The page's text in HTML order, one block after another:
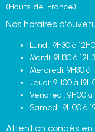
(Hauts-de-France)
Nos horaires
Lundi: 9H30 à
Mardi: 9H30 à
Mercredi: 9H30 à
Jeudi: 9H00 à
Vendredi: 9H00 à
Samedi: 9H00 à
Attention congès en